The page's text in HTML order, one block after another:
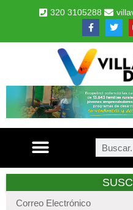
320 3105288